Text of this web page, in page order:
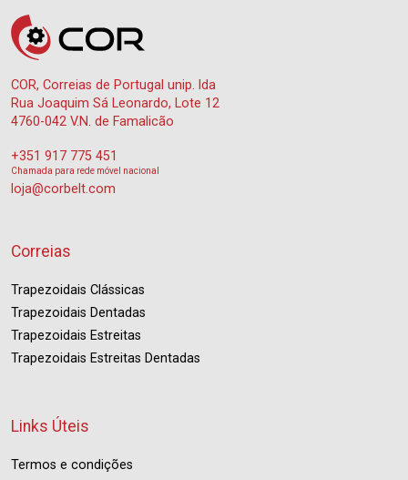
COR, Correias de Portugal unip. lda
Rua Joaquim Sá Leonardo, Lote 12
4760-042 V.N. de Famalicão
+351 917 775 451
Chamada para rede móvel nacional
loja@corbelt.com
Correias
Trapezoidais Clássicas
Trapezoidais Dentadas
Trapezoidais Estreitas
Trapezoidais Estreitas Dentadas
Links Úteis
Termos e condições